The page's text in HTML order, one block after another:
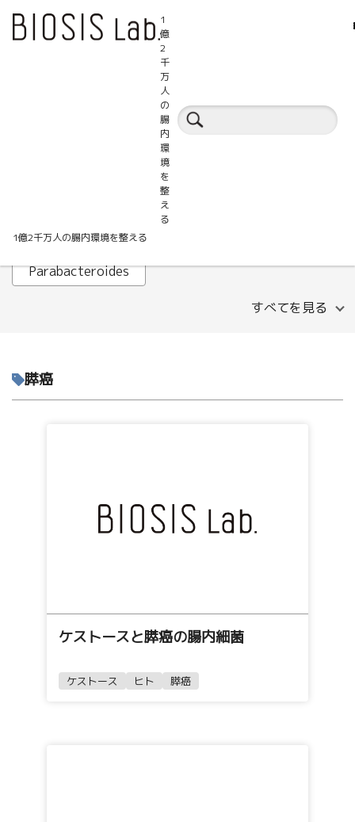
1
億
2
千
万
人
の
腸
内
環
境
を
整
え
る
1億2千万人の腸内環境を整える
B細胞
Faecalibacterium prausnitzii
LDLコレステロール
Parabacteroides
すべてを見る
膵癌
ケストースと膵癌の腸内細菌
ケストース ヒト 膵癌